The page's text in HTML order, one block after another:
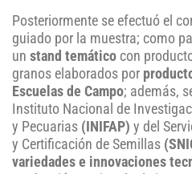
Posteriormente se efectuó el
guiado por la muestra; como
un stand temático con
granos elaborados por
Escuelas de Campo; además,
Instituto Nacional de
y Pecuarias (INIFAP) y del
y Certificación de Semillas
variedades e innovaciones